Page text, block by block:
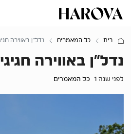
בית כל המאמרים נדל”ן באווירה
נדל”ן באווירה
לפני שנה 1 כל המאמרים